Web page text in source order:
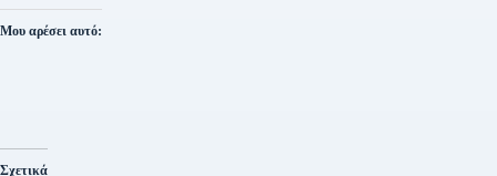
Μου αρέσει αυτό:
Σχετικά